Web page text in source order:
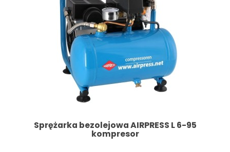
Sprężarka bezolejowa AIRPRESS L 6-95
kompresor